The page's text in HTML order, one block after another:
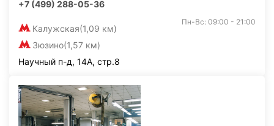
+7 (499) 288-05-36
Калужская(1,09 км)
Зюзино(1,57 км)
Пн-Вс: 09:00 - 21:00
Научный п-д, 14А, стр.8